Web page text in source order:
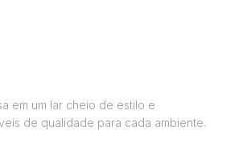
em um lar cheio de estilo e
de qualidade para cada ambiente.